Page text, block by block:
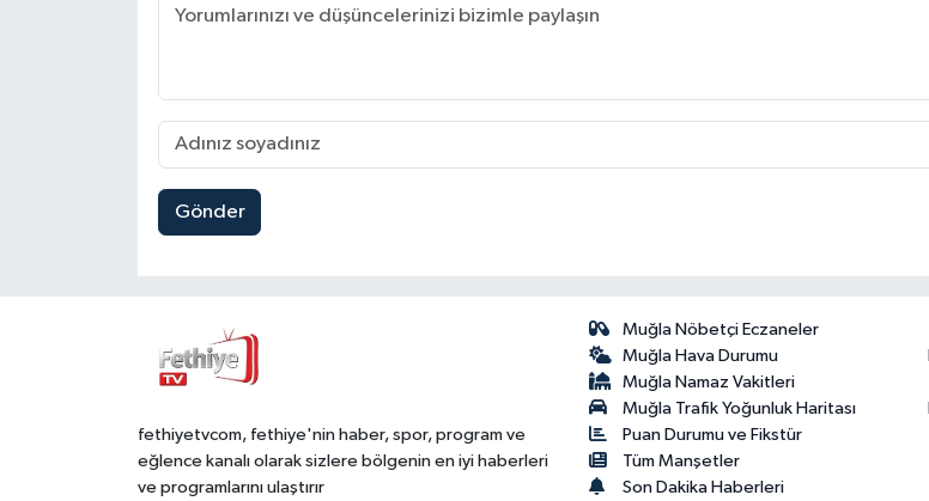
Gönder
fethiyetvcom, fethiye'nin haber, spor, program ve
eğlence kanalı olarak sizlere bölgenin en iyi haberleri
ve programlarını ulaştırır
Muğla Nöbetçi Eczaneler
Muğla Hava Durumu
Muğla Namaz Vakitleri
Muğla Trafik Yoğunluk Haritası
Puan Durumu ve Fikstür
Tüm Manşetler
Son Dakika Haberleri